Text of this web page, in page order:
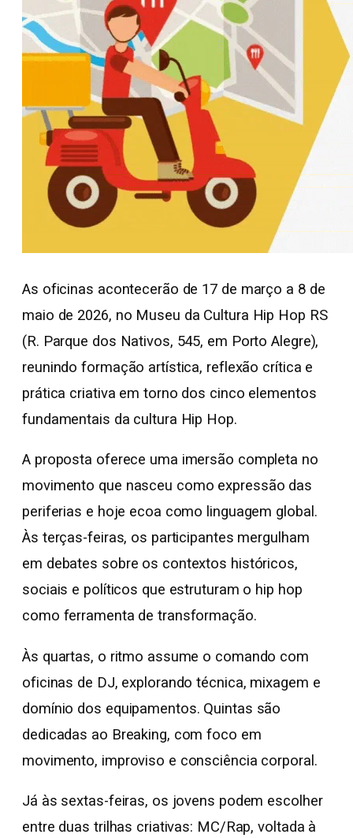
As oficinas acontecerão de 17 de março a 8 de
maio de 2026, no Museu da Cultura Hip Hop RS
(R. Parque dos Nativos, 545, em Porto Alegre),
reunindo formação artística, reflexão crítica e
prática criativa em torno dos cinco elementos
fundamentais da cultura Hip Hop.
A proposta oferece uma imersão completa no
movimento que nasceu como expressão das
periferias e hoje ecoa como linguagem global.
Às terças-feiras, os participantes mergulham
em debates sobre os contextos históricos,
sociais e políticos que estruturam o hip hop
como ferramenta de transformação.
Às quartas, o ritmo assume o comando com
oficinas de DJ, explorando técnica, mixagem e
domínio dos equipamentos. Quintas são
dedicadas ao Breaking, com foco em
movimento, improviso e consciência corporal.
Já às sextas-feiras, os jovens podem escolher
entre duas trilhas criativas: MC/Rap, voltada à